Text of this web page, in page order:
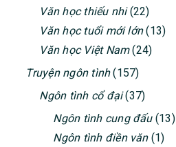
Văn học thiếu nhi(22)
Văn học tuổi mới lớn(13)
Văn học Việt Nam(24)
Truyện ngôn tình(157)
Ngôn tình cổ đại(37)
Ngôn tình cung đấu(13)
Ngôn tình điền văn(1)